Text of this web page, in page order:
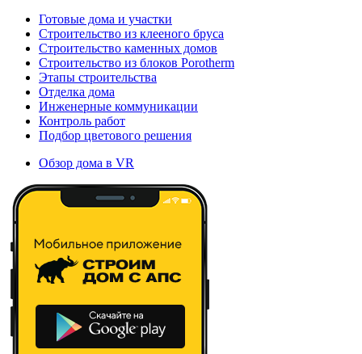
Готовые дома и участки
Строительство из клееного бруса
Строительство каменных домов
Строительство из блоков Porotherm
Этапы строительства
Отделка дома
Инженерные коммуникации
Контроль работ
Подбор цветового решения
Обзор дома в VR